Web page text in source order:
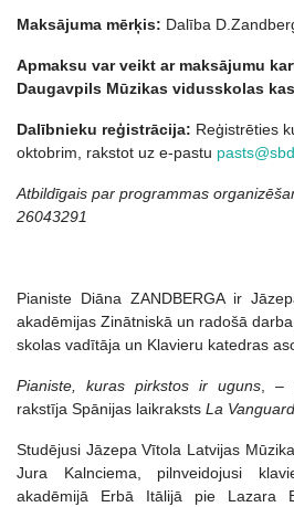
Maksājuma mērķis: Dalība
Apmaksu var veikt ar maksājumu
Daugavpils Mūzikas vidusskolas
Dalībnieku reģistrācija: Reģistrēties
oktobrim, rakstot uz e-pastu
Atbildīgais par programmas
26043291
Pianiste Diāna ZANDBERGA ir
akadēmijas Zinātniskā un radošā
skolas vadītāja un Klavieru katedras
Pianiste, kuras pirkstos ir uguns, –
rakstīja Spānijas laikraksts La
Studējusi Jāzepa Vītola Latvijas
Jura Kalnciema, pilnveidojusi
akadēmijā Erbā Itālijā pie Lazara